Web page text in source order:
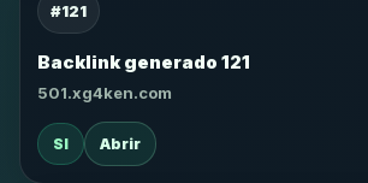
#121
Backlink generado 121
501.xg4ken.com
SI Abrir